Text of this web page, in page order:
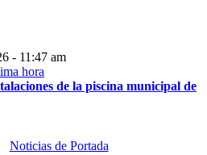
- 11:47 am
de la piscina municipal de
Noticias de Portada